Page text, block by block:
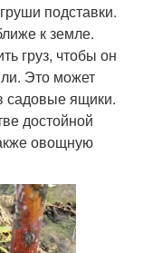
подставки.
к земле.
груз, чтобы он
Это может
садовые ящики.
достойной
овощную